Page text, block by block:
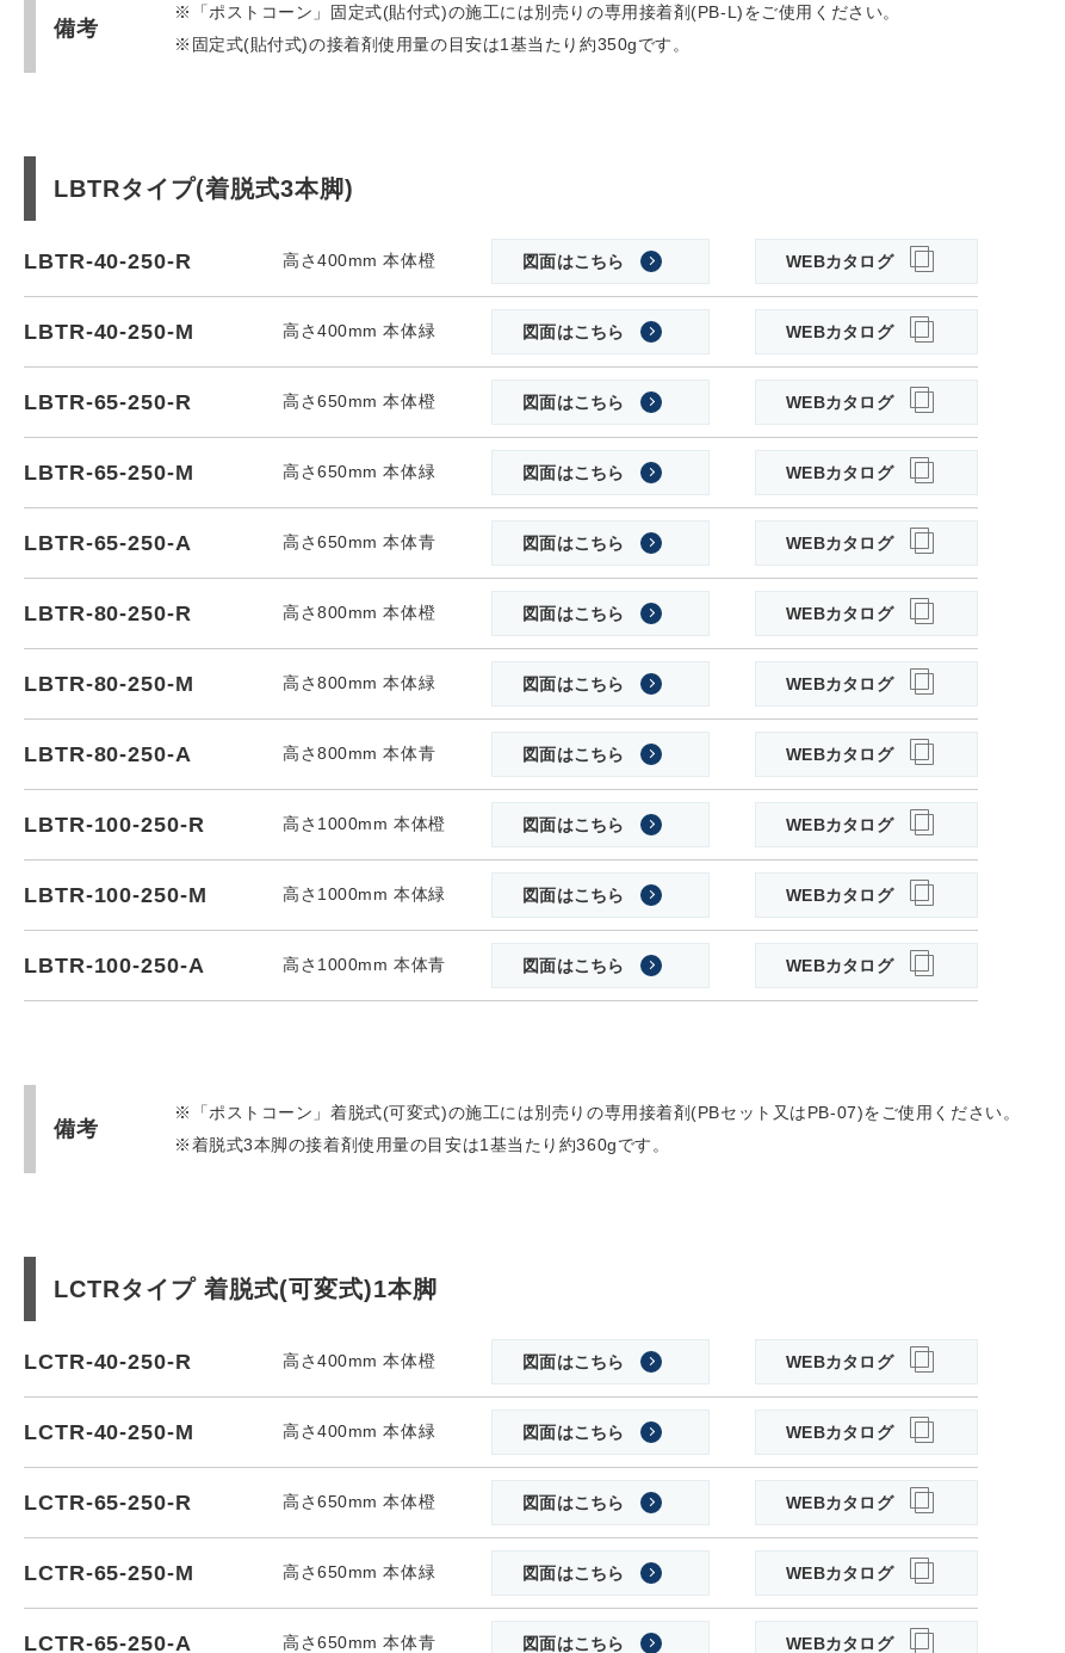
備考
※「ポストコーン」固定式(貼付式)の施工には別売りの専用接着剤(PB-L)をご使用ください。
※固定式(貼付式)の接着剤使用量の目安は1基当たり約350gです。
LBTRタイプ(着脱式3本脚)
LBTR-40-250-R 高さ400mm 本体橙 図面はこちら WEBカタログ
LBTR-40-250-M 高さ400mm 本体緑 図面はこちら WEBカタログ
LBTR-65-250-R 高さ650mm 本体橙 図面はこちら WEBカタログ
LBTR-65-250-M 高さ650mm 本体緑 図面はこちら WEBカタログ
LBTR-65-250-A 高さ650mm 本体青 図面はこちら WEBカタログ
LBTR-80-250-R 高さ800mm 本体橙 図面はこちら WEBカタログ
LBTR-80-250-M 高さ800mm 本体緑 図面はこちら WEBカタログ
LBTR-80-250-A 高さ800mm 本体青 図面はこちら WEBカタログ
LBTR-100-250-R 高さ1000mm 本体橙 図面はこちら WEBカタログ
LBTR-100-250-M 高さ1000mm 本体緑 図面はこちら WEBカタログ
LBTR-100-250-A 高さ1000mm 本体青 図面はこちら WEBカタログ
備考
※「ポストコーン」着脱式(可変式)の施工には別売りの専用接着剤(PBセット又はPB-07)をご使用ください。
※着脱式3本脚の接着剤使用量の目安は1基当たり約360gです。
LCTRタイプ 着脱式(可変式)1本脚
LCTR-40-250-R 高さ400mm 本体橙 図面はこちら WEBカタログ
LCTR-40-250-M 高さ400mm 本体緑 図面はこちら WEBカタログ
LCTR-65-250-R 高さ650mm 本体橙 図面はこちら WEBカタログ
LCTR-65-250-M 高さ650mm 本体緑 図面はこちら WEBカタログ
LCTR-65-250-A 高さ650mm 本体青 図面はこちら WEBカタログ